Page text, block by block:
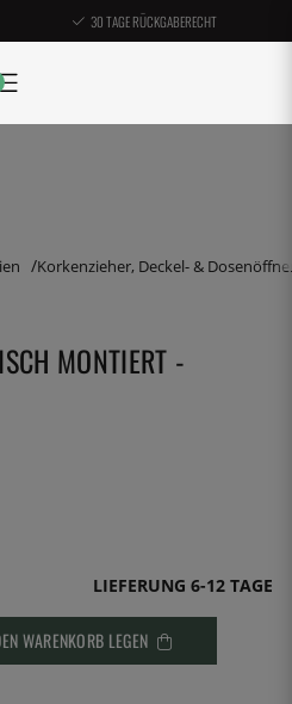
30 TAGE RÜCKGABERECHT
Korkenzieher, Deckel- &
MONTIERT -
LIEFERUNG 6-12 TAGE
WARENKORB LEGEN